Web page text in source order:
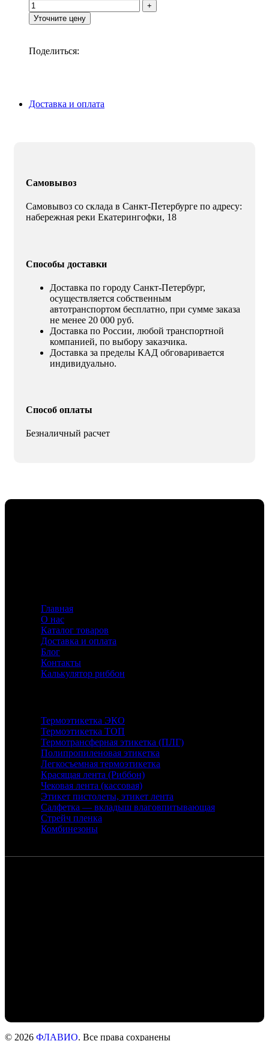
Уточните цену
Поделиться:
Доставка и оплата
Самовывоз
Самовывоз со склада в Санкт-Петербурге по адресу:
набережная реки Екатерингофки, 18
Способы доставки
Доставка по городу Санкт-Петербург,
осуществляется собственным
автотранспортом бесплатно, при сумме заказа
не менее 20 000 руб.
Доставка по России, любой транспортной
компанией, по выбору заказчика.
Доставка за пределы КАД обговаривается
индивидуально.
Способ оплаты
Безналичный расчет
Главная
О нас
Каталог товаров
Доставка и оплата
Блог
Контакты
Калькулятор риббон
Термоэтикетка ЭКО
Термоэтикетка ТОП
Термотрансферная этикетка (ПЛГ)
Полипропиленовая этикетка
Легкосъемная термоэтикетка
Красящая лента (Риббон)
Чековая лента (кассовая)
Этикет пистолеты, этикет лента
Салфетка — вкладыш влаговпитывающая
Стрейч пленка
Комбинезоны
© 2026 ФЛАВИО. Все права сохранены